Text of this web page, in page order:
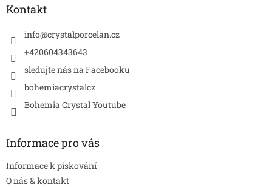
Kontakt
info@crystalporcelan.cz
+420604343643
sledujte nás na Facebooku
bohemiacrystalcz
Bohemia Crystal Youtube
Informace pro vás
Informace k pískování
O nás & kontakt